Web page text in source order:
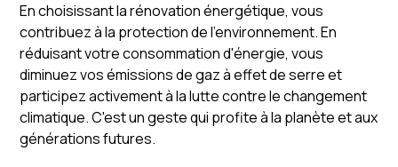
En choisissant la rénovation énergétique, vous
contribuez à la protection de l'environnement. En
réduisant votre consommation d'énergie, vous
diminuez vos émissions de gaz à effet de serre et
participez activement à la lutte contre le changement
climatique. C'est un geste qui profite à la planète et aux
générations futures.